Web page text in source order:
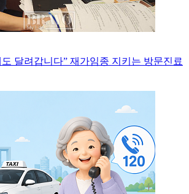
도 달려갑니다” 재가임종 지키는 방문진료